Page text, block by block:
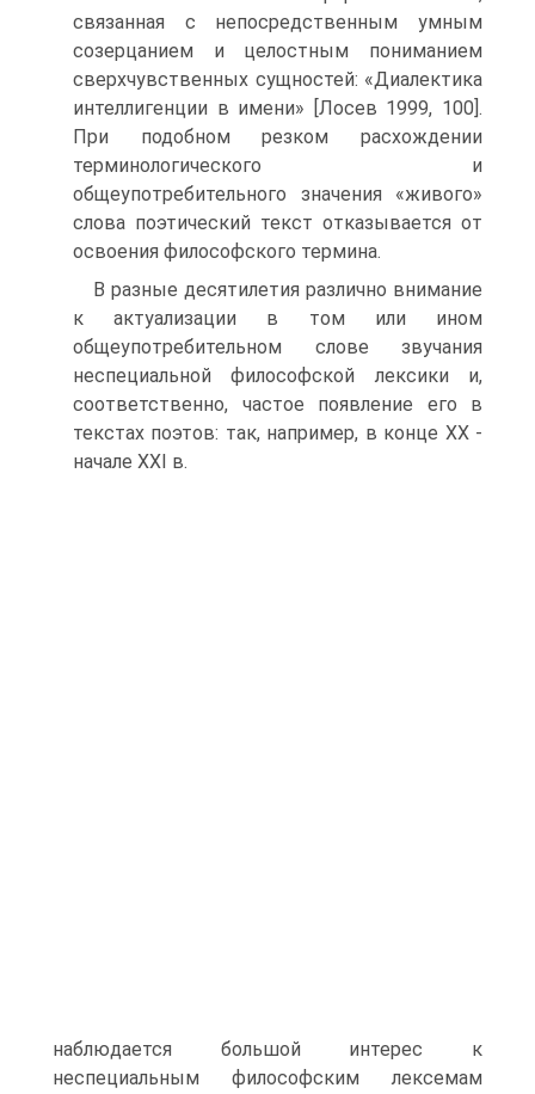
связанная с непосредственным умным
созерцанием и целостным пониманием
сверхчувственных сущностей: «Диалектика
интеллигенции в имени» [Лосев 1999, 100].
При подобном резком расхождении
терминологического и
общеупотребительного значения «живого»
слова поэтический текст отказывается от
освоения философского термина.
В разные десятилетия различно внимание
к актуализации в том или ином
общеупотребительном слове звучания
неспециальной философской лексики и,
соответственно, частое появление его в
текстах поэтов: так, например, в конце ХХ -
начале XXI в.
наблюдается большой интерес к
неспециальным философским лексемам